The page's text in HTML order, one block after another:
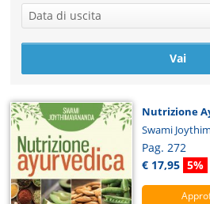
Nutrizione
Swami
Pag. 272
€ 17,95 5%